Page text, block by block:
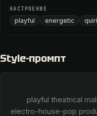
НАСТРОЕНИЕ
playful energetic
Style-промпт
electro-house-pop